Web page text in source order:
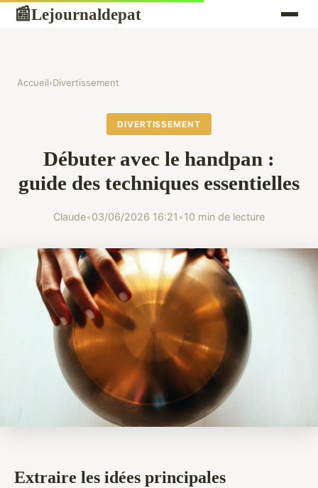
📰Lejournaldepat
Accueil›Divertissement
DIVERTISSEMENT
Débuter avec le handpan :
guide des techniques essentielles
Claude•03/06/2026 16:21 •10 min de lecture
Extraire les idées principales